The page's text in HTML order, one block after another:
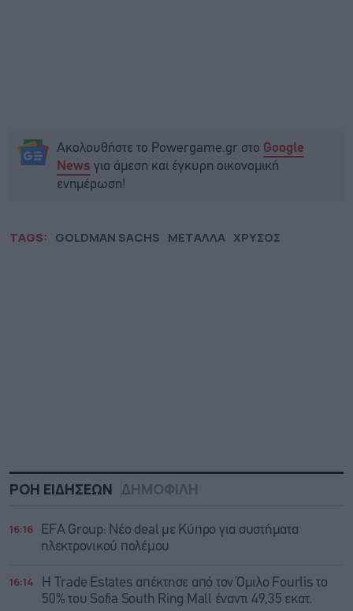
Ακολουθήστε το Powergame.gr στο Google
News για άμεση και έγκυρη οικονομική
ενημέρωση!
TAGS: GOLDMAN SACHS ΜΕΤΑΛΛΑ ΧΡΥΣΟΣ
ΡΟΗ ΕΙΔΗΣΕΩΝ ΔΗΜΟΦΙΛΗ
16:16
EFA Group: Νέο deal με Κύπρο για συστήματα
ηλεκτρονικού πολέμου
16:14
Η Trade Εstates απέκτησε από τον Όμιλο Fourlis το
50% του Sofia South Ring Mall έναντι 49,35 εκατ.